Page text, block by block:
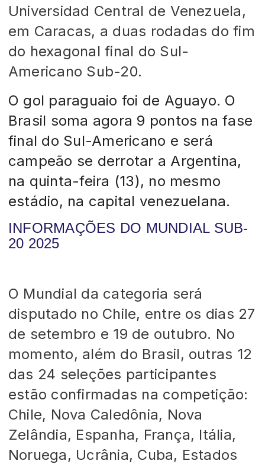
Universidad Central de Venezuela,
em Caracas, a duas rodadas do fim
do hexagonal final do Sul-
Americano Sub-20.
O gol paraguaio foi de Aguayo. O
Brasil soma agora 9 pontos na fase
final do Sul-Americano e será
campeão se derrotar a Argentina,
na quinta-feira (13), no mesmo
estádio, na capital venezuelana.
INFORMAÇÕES DO MUNDIAL SUB-
20 2025
O Mundial da categoria será
disputado no Chile, entre os dias 27
de setembro e 19 de outubro. No
momento, além do Brasil, outras 12
das 24 seleções participantes
estão confirmadas na competição:
Chile, Nova Caledônia, Nova
Zelândia, Espanha, França, Itália,
Noruega, Ucrânia, Cuba, Estados